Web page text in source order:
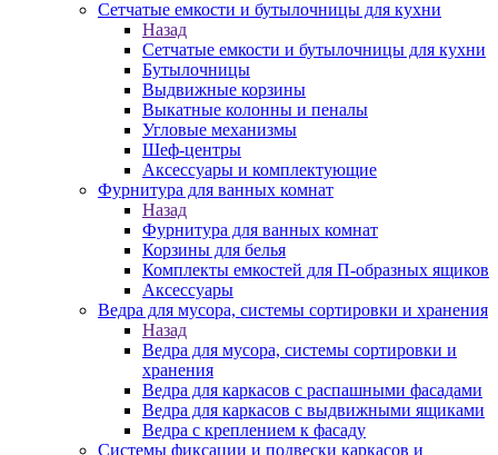
Сетчатые емкости и бутылочницы для кухни
Назад
Сетчатые емкости и бутылочницы для кухни
Бутылочницы
Выдвижные корзины
Выкатные колонны и пеналы
Угловые механизмы
Шеф-центры
Аксессуары и комплектующие
Фурнитура для ванных комнат
Назад
Фурнитура для ванных комнат
Корзины для белья
Комплекты емкостей для П-образных ящиков
Аксессуары
Ведра для мусора, системы сортировки и хранения
Назад
Ведра для мусора, системы сортировки и
хранения
Ведра для каркасов с распашными фасадами
Ведра для каркасов с выдвижными ящиками
Ведра с креплением к фасаду
Системы фиксации и подвески каркасов и